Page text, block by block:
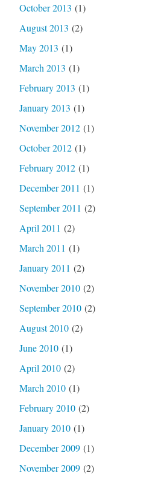
October 2013 (1)
August 2013 (2)
May 2013 (1)
March 2013 (1)
February 2013 (1)
January 2013 (1)
November 2012(1)
October 2012(1)
February 2012(1)
December 2011 (1)
September 2011 (2)
April 2011 (2)
March 2011 (1)
January 2011 (2)
November 2010(2)
September 2010(2)
August 2010(2)
June 2010(1)
April 2010(2)
March 2010(1)
February 2010(2)
January 2010(1)
December 2009(1)
November 2009(2)